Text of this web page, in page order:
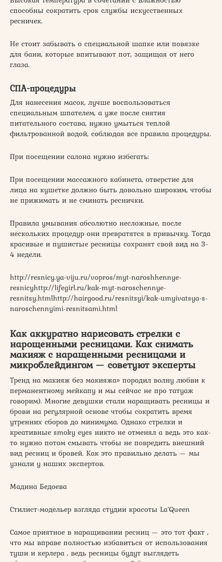
способны сократить срок службы искусственных
ресничек.
Не стоит забывать о специальной шапке или повязке
для бани, которые впитывают пот, защищая от него
глаза.
СПА-процедуры
Для нанесения масок, лучше воспользоваться
специальным шпателем, а уже после снятия
питательного состава, нужно умыться теплой
фильтрованной водой, соблюдая все правила процедуры.
При посещении салона нужно избегать:
При посещении массажного кабинета, отверстие для
лица на кушетке должно быть довольно широким, чтобы
не прижимать и не сминать реснички.
Правила умывания абсолютно несложные, после
нескольких процедур они превратятся в привычку. Тогда
красивые и пушистые ресницы сохранят свой вид на 3-
4 недели.
http://resnicy.ya-viju.ru/vopros/myt-naroshhennye-
resnicyhttp://lifegirl.ru/kak-myt-naroschennye-
resnitsy.htmlhttp://hairgood.ru/resnitsyi/kak-umyivatsya-s-
naroschennyimi-resnitsami.html
Как аккуратно нарисовать стрелки с
нарощенными ресницами. Как снимать
макияж с наращенными ресницами и
микроблейдингом — советуют эксперты
Тренд на макияж без макияжа» породил волну любви к
перманентному мейкапу и мы сейчас не про татуаж
говорим). Многие девушки стали наращивать ресницы и
брови на регулярной основе чтобы сократить время
утренних сборов до минимума. Однако стрелки и
креативные smoky eyes никто не отменял а ведь это как-
то нужно потом смывать чтобы не повредить внешний
вид ресниц и бровей. Как это правильно делать — мы
узнали у наших экспертов.
Мадина Бедоева
Стилист-модельер взгляда студии красоты La’Queen
Самое приятное в наращивании ресниц — это тот факт ,
что мы вправе полностью избавиться от использования
туши и керлера , ведь ресницы будут выглядеть